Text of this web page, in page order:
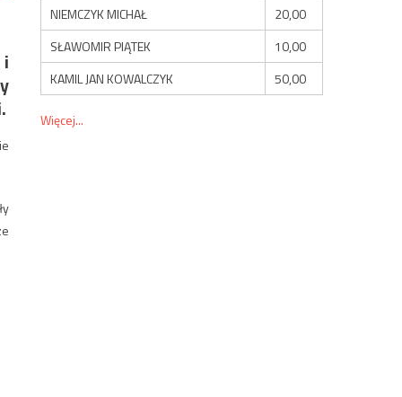
i
NIEMCZYK MICHAŁ
20,00
SŁAWOMIR PIĄTEK
10,00
KAMIL JAN KOWALCZYK
50,00
Więcej...